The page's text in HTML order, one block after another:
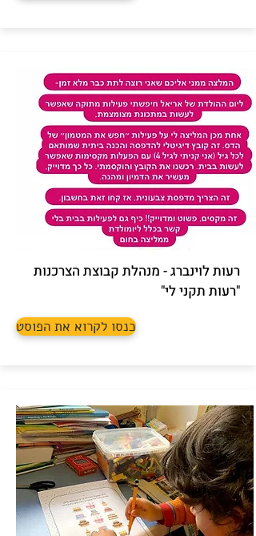
רעות לוינברג - מנהלת קבוצת הצרכנות
"רעות תקני לי"
כנסו לקרוא את הפוסט